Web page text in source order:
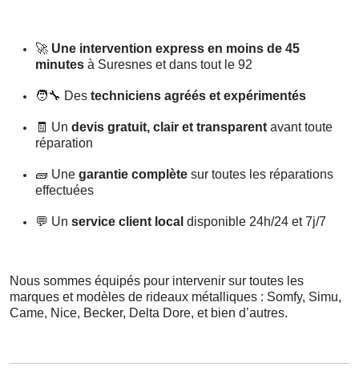
🚀 Une intervention express en moins de 45
minutes à Suresnes et dans tout le 92
🧑‍🔧 Des techniciens agréés et expérimentés
🧾 Un devis gratuit, clair et transparent avant toute
réparation
🧱 Une garantie complète sur toutes les réparations
effectuées
💬 Un service client local disponible 24h/24 et 7j/7
Nous sommes équipés pour intervenir sur toutes les
marques et modèles de rideaux métalliques : Somfy, Simu,
Came, Nice, Becker, Delta Dore, et bien d’autres.